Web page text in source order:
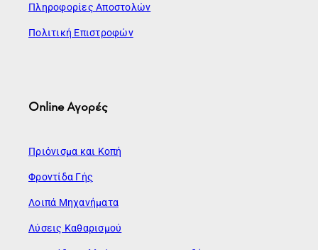
Πληροφορίες Αποστολών
Πολιτική Επιστροφών
Online Αγορές
Πριόνισμα και Κοπή
Φροντίδα Γής
Λοιπά Μηχανήματα
Λύσεις Καθαρισμού